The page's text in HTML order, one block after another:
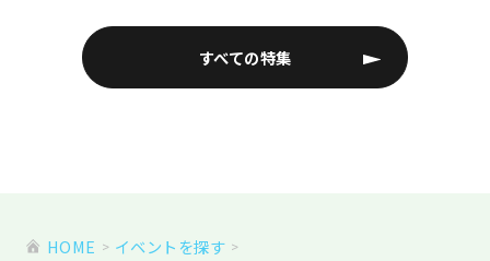
すべての特集
HOME
イベントを探す